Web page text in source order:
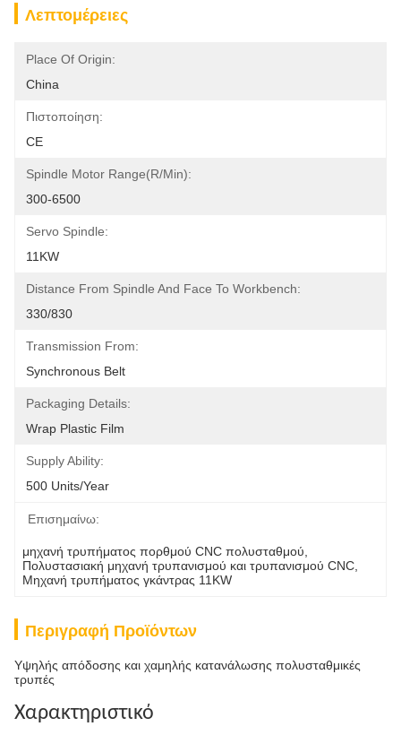
Λεπτομέρειες
Place Of Origin:
China
Πιστοποίηση:
CE
Spindle Motor Range(r/min):
300-6500
Servo Spindle:
11KW
Distance From Spindle And Face To Workbench:
330/830
Transmission From:
Synchronous Belt
Packaging Details:
Wrap Plastic Film
Supply Ability:
500 Units/year
Επισημαίνω:
μηχανή τρυπήματος πορθμού CNC πολυσταθμού
Πολυστασιακή μηχανή τρυπανισμού και τρυπανισμού CNC
Μηχανή τρυπήματος γκάντρας 11KW
Περιγραφή Προϊόντων
Υψηλής απόδοσης και χαμηλής κατανάλωσης πολυσταθμικές
τρυπές
Χαρακτηριστικό